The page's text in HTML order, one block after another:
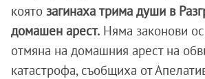
която загинаха трима души в
домашен арест. Няма законови
отмяна на домашния арест на
катастрофа, съобщиха от